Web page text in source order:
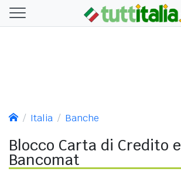
Italia Banche
Blocco Carta di Credito e
Bancomat